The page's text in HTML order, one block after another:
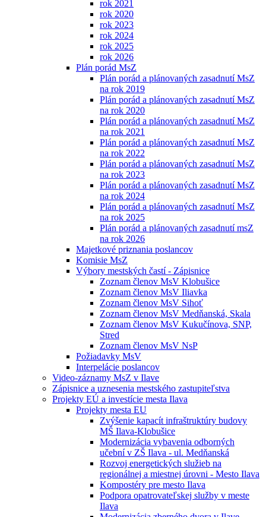
rok 2021
rok 2020
rok 2023
rok 2024
rok 2025
rok 2026
Plán porád MsZ
Plán porád a plánovaných zasadnutí MsZ
na rok 2019
Plán porád a plánovaných zasadnutí MsZ
na rok 2020
Plán porád a plánovaných zasadnutí MsZ
na rok 2021
Plán porád a plánovaných zasadnutí MsZ
na rok 2022
Plán porád a plánovaných zasadnutí MsZ
na rok 2023
Plán porád a plánovaných zasadnutí MsZ
na rok 2024
Plán porád a plánovaných zasadnutí MsZ
na rok 2025
Plán porád a plánovaných zasadnutí msZ
na rok 2026
Majetkové priznania poslancov
Komisie MsZ
Výbory mestských častí - Zápisnice
Zoznam členov MsV Klobušice
Zoznam členov MsV Iliavka
Zoznam členov MsV Sihoť
Zoznam členov MsV Medňanská, Skala
Zoznam členov MsV Kukučínova, SNP,
Stred
Zoznam členov MsV NsP
Požiadavky MsV
Interpelácie poslancov
Video-záznamy MsZ v Ilave
Zápisnice a uznesenia mestského zastupiteľstva
Projekty EÚ a investície mesta Ilava
Projekty mesta EU
Zvýšenie kapacít infraštruktúry budovy
MŠ Ilava-Klobušice
Modernizácia vybavenia odborných
učební v ZŠ Ilava - ul. Medňanská
Rozvoj energetických služieb na
regionálnej a miestnej úrovni - Mesto Ilava
Kompostéry pre mesto Ilava
Podpora opatrovateľskej služby v meste
Ilava